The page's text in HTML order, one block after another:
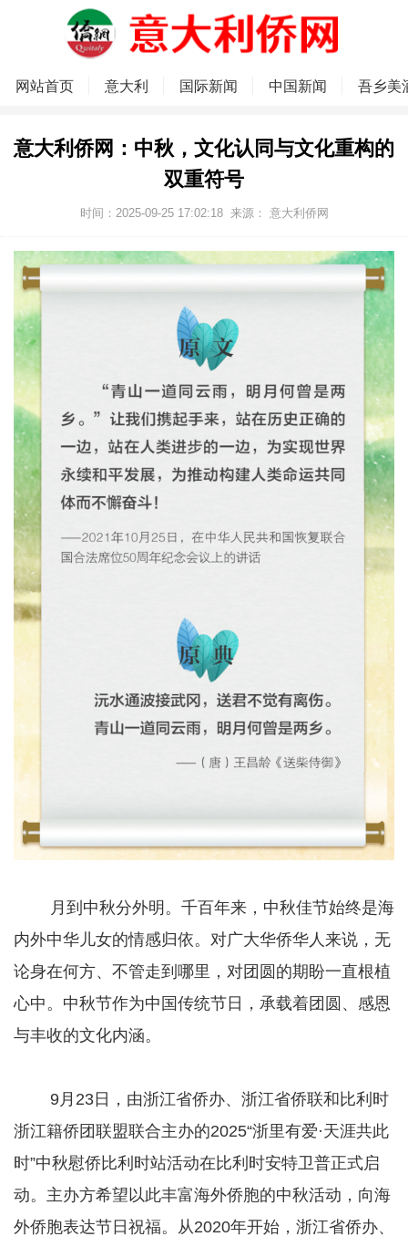
网站首页 意大利 国际新闻 中国新闻 吾乡美
意大利侨网：中秋，文化认同与文化重构的
双重符号
时间：2025-09-25 17:02:18 来源： 意大利侨网
月到中秋分外明。千百年来，中秋佳节始终是海
内外中华儿女的情感归依。对广大华侨华人来说，无
论身在何方、不管走到哪里，对团圆的期盼一直根植
心中。中秋节作为中国传统节日，承载着团圆、感恩
与丰收的文化内涵。
9月23日，由浙江省侨办、浙江省侨联和比利时
浙江籍侨团联盟联合主办的2025“浙里有爱·天涯共此
时”中秋慰侨比利时站活动在比利时安特卫普正式启
动。主办方希望以此丰富海外侨胞的中秋活动，向海
外侨胞表达节日祝福。从2020年开始，浙江省侨办、